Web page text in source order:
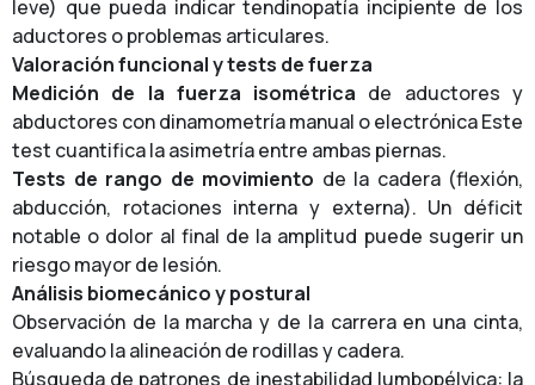
leve) que pueda indicar tendinopatía incipiente de los
aductores o problemas articulares.
Valoración funcional y tests de fuerza
Medición de la fuerza isométrica de aductores y
abductores con dinamometría manual o electrónica Este
test cuantifica la asimetría entre ambas piernas.
Tests de rango de movimiento de la cadera (flexión,
abducción, rotaciones interna y externa). Un déficit
notable o dolor al final de la amplitud puede sugerir un
riesgo mayor de lesión.
Análisis biomecánico y postural
Observación de la marcha y de la carrera en una cinta,
evaluando la alineación de rodillas y cadera.
Búsqueda de patrones de inestabilidad lumbopélvica: la